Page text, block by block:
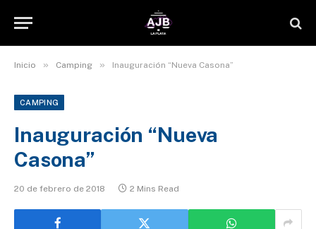
Inicio » Camping » Inauguración “Nueva Casona”
CAMPING
Inauguración “Nueva
Casona”
20 de febrero de 2018 2 Mins Read